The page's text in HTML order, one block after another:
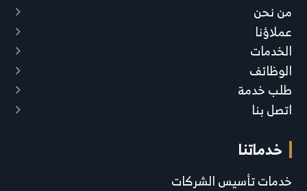
من نحن
عملاؤنا
الخدمات
الوظائف
طلب خدمة
اتصل بنا
خدماتنا
خدمات تأسيس الشركات